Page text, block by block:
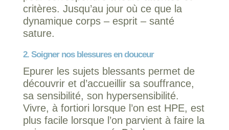
critères. Jusqu’au jour où ce que la
dynamique corps – esprit – santé
sature.
2. Soigner nos blessures en douceur
Epurer les sujets blessants permet de
découvrir et d’accueillir sa souffrance,
sa sensibilité, son hypersensibilité.
Vivre, à fortiori lorsque l’on est HPE, est
plus facile lorsque l’on parvient à faire la